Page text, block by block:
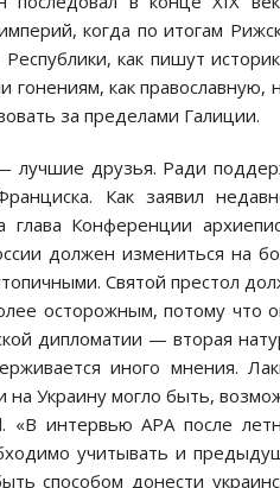
когда по итогам
как пишут
гонениям, как православную,
за пределами Галиции.
лучшие друзья. Ради
Как заявил
глава Конференции
должен измениться на
Святой престол
осторожным, потому что
дипломатии — вторая
иного мнения.
на Украину могло быть,
«В интервью APA после
учитывать и
способом донести